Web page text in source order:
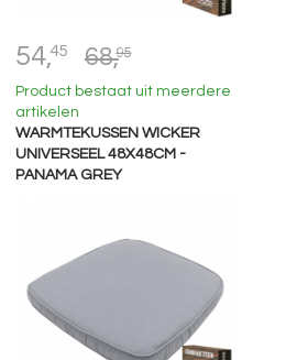
54,45 68,95
Product bestaat uit meerdere
artikelen
WARMTEKUSSEN WICKER
UNIVERSEEL 48X48CM -
PANAMA GREY